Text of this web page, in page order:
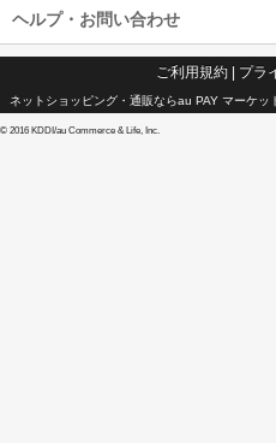
ヘルプ・お問い合わせ
ご利用規約| プラ
ネットショッピング・通販ならau PAY マーケッ
© 2016 KDDI/au Commerce & Life, Inc.